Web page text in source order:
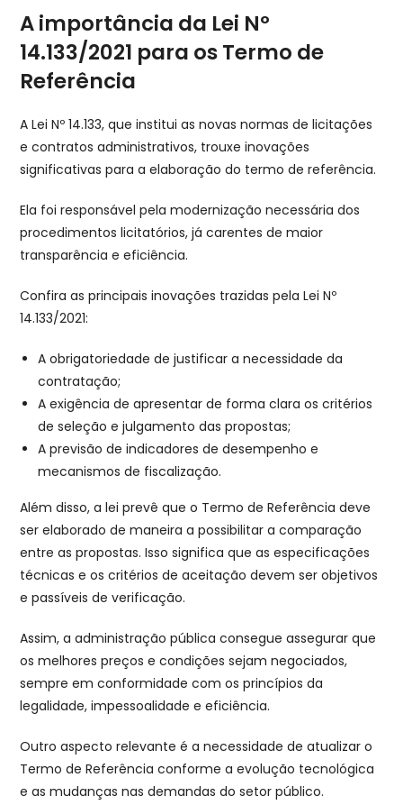
A importância da Lei Nº
14.133/2021 para os Termo de
Referência
A Lei Nº 14.133, que institui as novas normas de licitações
e contratos administrativos, trouxe inovações
significativas para a elaboração do termo de referência.
Ela foi responsável pela modernização necessária dos
procedimentos licitatórios, já carentes de maior
transparência e eficiência.
Confira as principais inovações trazidas pela Lei Nº
14.133/2021:
A obrigatoriedade de justificar a necessidade da
contratação;
A exigência de apresentar de forma clara os critérios
de seleção e julgamento das propostas;
A previsão de indicadores de desempenho e
mecanismos de fiscalização.
Além disso, a lei prevê que o Termo de Referência deve
ser elaborado de maneira a possibilitar a comparação
entre as propostas. Isso significa que as especificações
técnicas e os critérios de aceitação devem ser objetivos
e passíveis de verificação.
Assim, a administração pública consegue assegurar que
os melhores preços e condições sejam negociados,
sempre em conformidade com os princípios da
legalidade, impessoalidade e eficiência.
Outro aspecto relevante é a necessidade de atualizar o
Termo de Referência conforme a evolução tecnológica
e as mudanças nas demandas do setor público.